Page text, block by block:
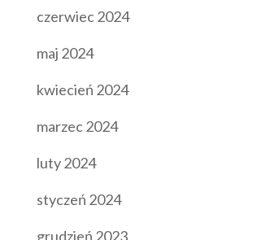
czerwiec 2024
maj 2024
kwiecień 2024
marzec 2024
luty 2024
styczeń 2024
grudzień 2023